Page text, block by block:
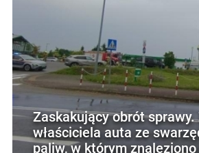
Zaskakujący obrót
właściciela auta ze
paliw, w którym